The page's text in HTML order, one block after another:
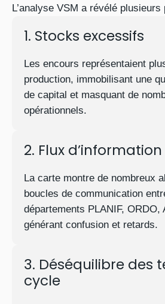
Équipe « Gestion de
L’analyse VSM a révélé
1. Stocks excessifs
Les encours représentaient
production, immobilisant une
de capital et masquant de
opérationnels.
2. Flux
La carte montre de nombreux
boucles de communication
départements PLANIF, ORDO,
générant confusion et retards.
3. Déséquilibre des
cycle